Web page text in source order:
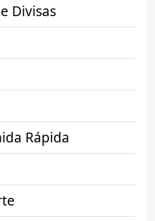
Divisas
Rápida